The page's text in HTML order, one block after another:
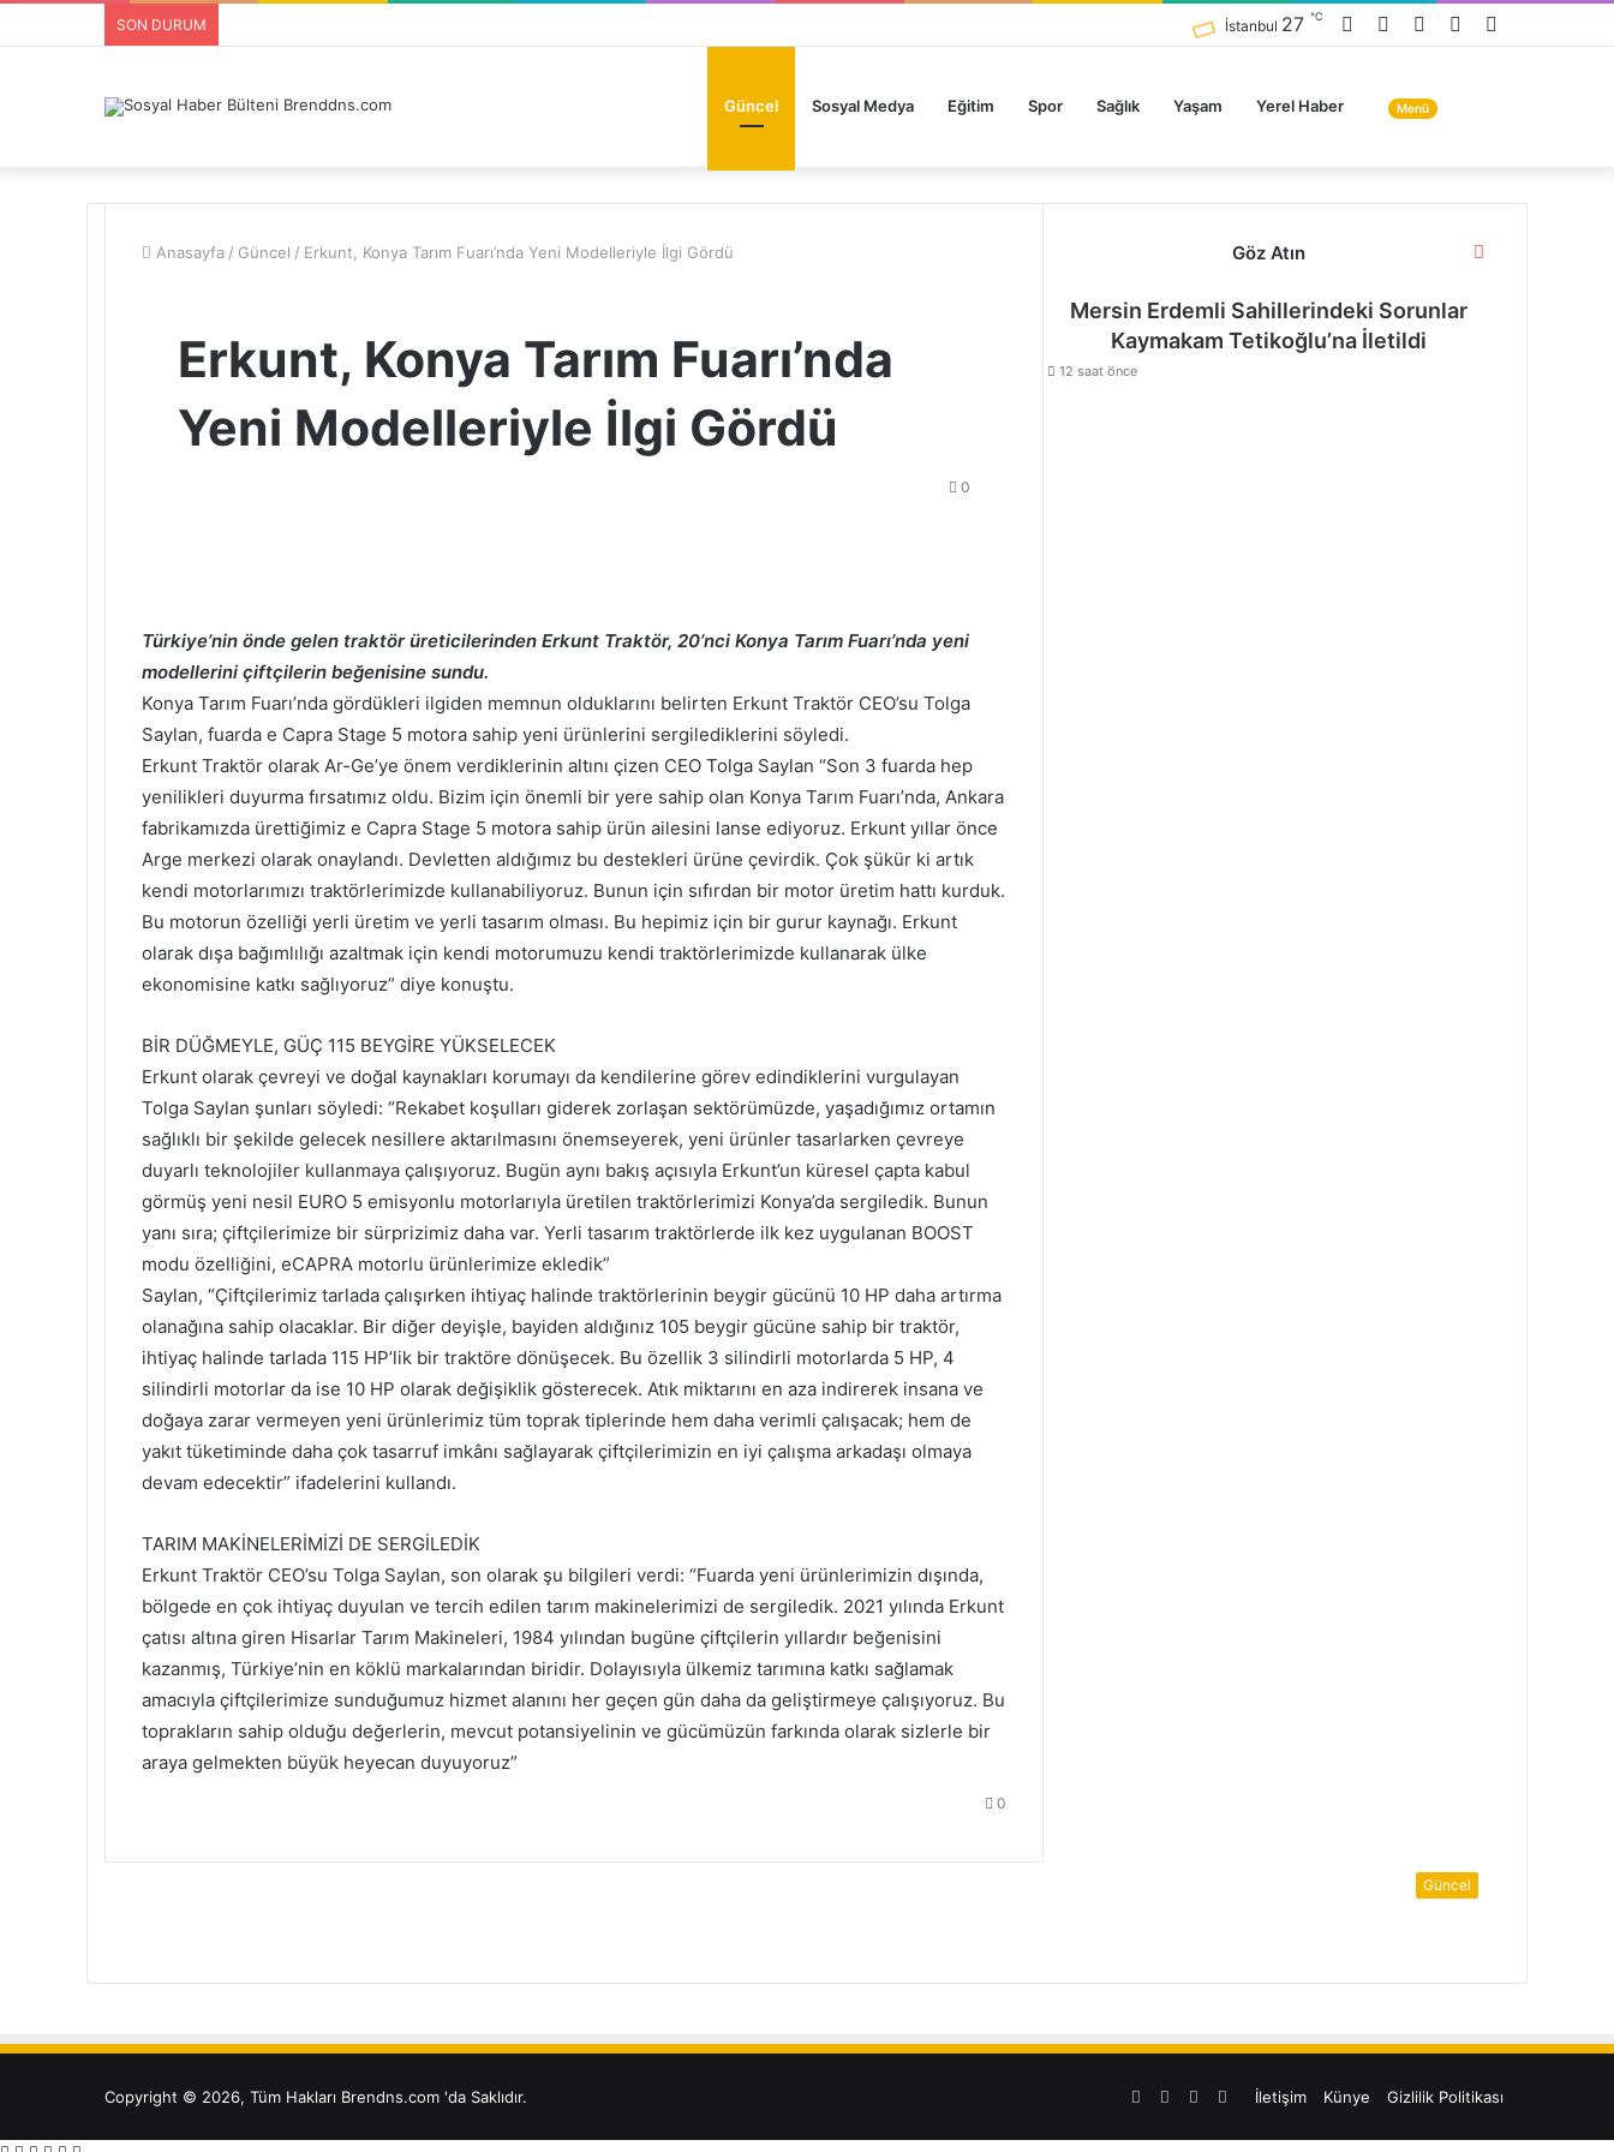
SON DURUM Instagram
YouTube
Twitter
Facebook
İstanbul 27 ℃
Anasayfa
Güncel Sosyal Medya Eğitim Spor Sağlık Yaşam Yerel Haber Menü
Menü
Anasayfa / Güncel / Erkunt, Konya Tarım Fuarı’nda Yeni Modelleriyle İlgi Gördü
Erkunt, Konya Tarım Fuarı’nda
Yeni Modelleriyle İlgi Gördü
0
Türkiye’nin önde gelen traktör üreticilerinden Erkunt Traktör, 20’nci Konya Tarım Fuarı’nda yeni
modellerini çiftçilerin beğenisine sundu.
Konya Tarım Fuarı’nda gördükleri ilgiden memnun olduklarını belirten Erkunt Traktör CEO’su Tolga
Saylan, fuarda e Capra Stage 5 motora sahip yeni ürünlerini sergilediklerini söyledi.
Erkunt Traktör olarak Ar-Ge’ye önem verdiklerinin altını çizen CEO Tolga Saylan “Son 3 fuarda hep
yenilikleri duyurma fırsatımız oldu. Bizim için önemli bir yere sahip olan Konya Tarım Fuarı’nda, Ankara
fabrikamızda ürettiğimiz e Capra Stage 5 motora sahip ürün ailesini lanse ediyoruz. Erkunt yıllar önce
Arge merkezi olarak onaylandı. Devletten aldığımız bu destekleri ürüne çevirdik. Çok şükür ki artık
kendi motorlarımızı traktörlerimizde kullanabiliyoruz. Bunun için sıfırdan bir motor üretim hattı kurduk.
Bu motorun özelliği yerli üretim ve yerli tasarım olması. Bu hepimiz için bir gurur kaynağı. Erkunt
olarak dışa bağımlılığı azaltmak için kendi motorumuzu kendi traktörlerimizde kullanarak ülke
ekonomisine katkı sağlıyoruz” diye konuştu.
BİR DÜĞMEYLE, GÜÇ 115 BEYGİRE YÜKSELECEK
Erkunt olarak çevreyi ve doğal kaynakları korumayı da kendilerine görev edindiklerini vurgulayan
Tolga Saylan şunları söyledi: “Rekabet koşulları giderek zorlaşan sektörümüzde, yaşadığımız ortamın
sağlıklı bir şekilde gelecek nesillere aktarılmasını önemseyerek, yeni ürünler tasarlarken çevreye
duyarlı teknolojiler kullanmaya çalışıyoruz. Bugün aynı bakış açısıyla Erkunt’un küresel çapta kabul
görmüş yeni nesil EURO 5 emisyonlu motorlarıyla üretilen traktörlerimizi Konya’da sergiledik. Bunun
yanı sıra; çiftçilerimize bir sürprizimiz daha var. Yerli tasarım traktörlerde ilk kez uygulanan BOOST
modu özelliğini, eCAPRA motorlu ürünlerimize ekledik”
Saylan, “Çiftçilerimiz tarlada çalışırken ihtiyaç halinde traktörlerinin beygir gücünü 10 HP daha artırma
olanağına sahip olacaklar. Bir diğer deyişle, bayiden aldığınız 105 beygir gücüne sahip bir traktör,
ihtiyaç halinde tarlada 115 HP’lik bir traktöre dönüşecek. Bu özellik 3 silindirli motorlarda 5 HP, 4
silindirli motorlar da ise 10 HP olarak değişiklik gösterecek. Atık miktarını en aza indirerek insana ve
doğaya zarar vermeyen yeni ürünlerimiz tüm toprak tiplerinde hem daha verimli çalışacak; hem de
yakıt tüketiminde daha çok tasarruf imkânı sağlayarak çiftçilerimizin en iyi çalışma arkadaşı olmaya
devam edecektir” ifadelerini kullandı.
TARIM MAKİNELERİMİZİ DE SERGİLEDİK
Erkunt Traktör CEO’su Tolga Saylan, son olarak şu bilgileri verdi: “Fuarda yeni ürünlerimizin dışında,
bölgede en çok ihtiyaç duyulan ve tercih edilen tarım makinelerimizi de sergiledik. 2021 yılında Erkunt
çatısı altına giren Hisarlar Tarım Makineleri, 1984 yılından bugüne çiftçilerin yıllardır beğenisini
kazanmış, Türkiye’nin en köklü markalarından biridir. Dolayısıyla ülkemiz tarımına katkı sağlamak
amacıyla çiftçilerimize sunduğumuz hizmet alanını her geçen gün daha da geliştirmeye çalışıyoruz. Bu
toprakların sahip olduğu değerlerin, mevcut potansiyelinin ve gücümüzün farkında olarak sizlerle bir
araya gelmekten büyük heyecan duyuyoruz”
0
Göz Atın Kapalı
Güncel
Mersin Erdemli Sahillerindeki Sorunlar
Kaymakam Tetikoğlu’na İletildi
12 saat önce
Copyright © 2026, Tüm Hakları Brendns.com 'da Saklıdır. İletişim Künye Gizlilik Politikası
Facebook
TwitterYouTubeInstagram